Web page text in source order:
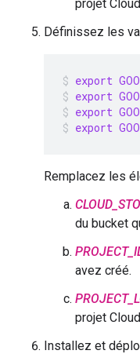
projet
Définissez les
export
export
export
export
Remplacez les
du bucket
avez créé.
projet
Installez et